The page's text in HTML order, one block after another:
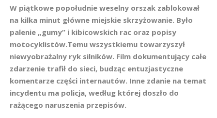
W piątkowe popołudnie weselny orszak zablokował
na kilka minut główne miejskie skrzyżowanie. Było
palenie „gumy” i kibicowskich rac oraz popisy
motocyklistów.Temu wszystkiemu towarzyszył
niewyobrażalny ryk silników. Film dokumentujący całe
zdarzenie trafił do sieci, budząc entuzjastyczne
komentarze części internautów. Inne zdanie na temat
incydentu ma policja, według której doszło do
rażącego naruszenia przepisów.